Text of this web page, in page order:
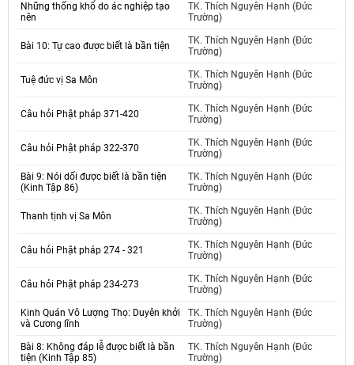
Những thống khổ do ác nghiệp tạo
nên
TK. Thích Nguyên Hạnh (Đức
Trường)
Bài 10: Tự cao được biết là bần tiện
TK. Thích Nguyên Hạnh (Đức
Trường)
Tuệ đức vị Sa Môn
TK. Thích Nguyên Hạnh (Đức
Trường)
Câu hỏi Phật pháp 371-420
TK. Thích Nguyên Hạnh (Đức
Trường)
Câu hỏi Phật pháp 322-370
TK. Thích Nguyên Hạnh (Đức
Trường)
Bài 9: Nói dối được biết là bần tiện
(Kinh Tập 86)
TK. Thích Nguyên Hạnh (Đức
Trường)
Thanh tịnh vị Sa Môn
TK. Thích Nguyên Hạnh (Đức
Trường)
Câu hỏi Phật pháp 274 - 321
TK. Thích Nguyên Hạnh (Đức
Trường)
Câu hỏi Phật pháp 234-273
TK. Thích Nguyên Hạnh (Đức
Trường)
Kinh Quán Vô Lượng Thọ: Duyên khởi
và Cương lĩnh
TK. Thích Nguyên Hạnh (Đức
Trường)
Bài 8: Không đáp lễ được biết là bần
tiện (Kinh Tập 85)
TK. Thích Nguyên Hạnh (Đức
Trường)